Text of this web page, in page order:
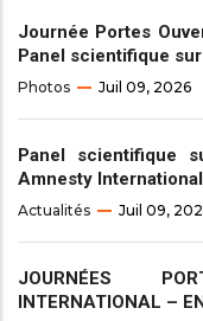
Journée Portes
Panel scientifique
Photos Juil 09, 2026
Panel scientifique
Amnesty
Actualités Juil 09,
JOURNÉES
INTERNATIONAL –